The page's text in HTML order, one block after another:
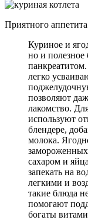
Приятного
Куриное и
но и
легко
позволяют
лакомство.
используют
блендере,
молока.
замороженных
сахаром и
запекать на
легкими и
такие блюда
помогают
богаты